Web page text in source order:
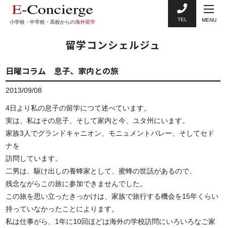
小学校・中学校・高校からの海外留学 TEL MENU
留学コンシェルジュ
日曜コラム 息子、家内との旅
2013/09/08
4日より私の息子の留学につて述べています。
実は、私はその息子、そして家内と今、ユタ州にいます。
家族3人でグランドキャニオン、モニュメントバレー、そしてセド
ナを
訪問しています。
二男は、駆け出しの養蜂家として、蜜蜂の世話があるので、
残念ながらこの旅に参加できませんでした。
この旅を思い立ったきっかけは、家族で旅行する機会を15年くらい
持っていなかったことによります。
私は仕事がら、1年に10回ほどは海外の学校訪問にいろいろなご家